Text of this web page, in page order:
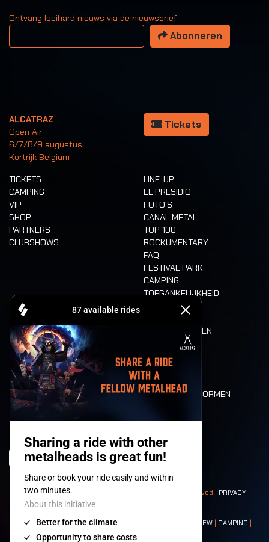
Ontvang loeihard nieuws via de nieuwsbrief
Uw email adres
Abonneren
ALCATRAZ
Open Air
6/7/8/9 augustus
Kortrijk Belgium
Tickets
TICKETS
CAMPING
VIP
SHOP
PARTNERS
CLUBSHOWS
LINE-UP
EL PRESIDIO
FOTO'S
CANAL METAL
TOP 100
ROCKUMENTARY
FAQ
FESTIVAL PARK
CAMPING
TOEGANKELIJKHEID
CASHLESS
ETEN EN DRINKEN
MOBILITEIT
LONE WOLVES
PLATTEGROND
DEATH RIDE
WAARDEN EN NORMEN
HISTORIEK
© 2008-2026- Apache Productions VZW – All rights reserved | PRIVACY
POLICY|ALGEMENE VOORWAARDEN
Contact:GENERAL| PARTNERSHIPS CREW | CAMPING |
NEIGHBOURS